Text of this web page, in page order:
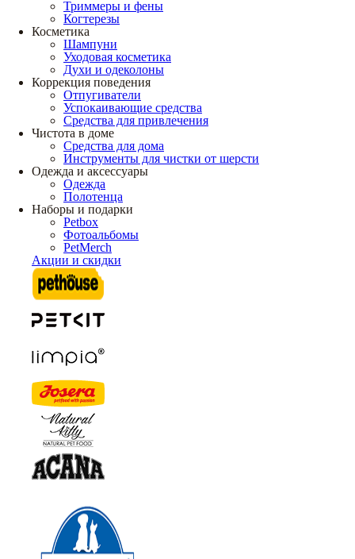
Триммеры и фены
Когтерезы
Косметика
Шампуни
Уходовая косметика
Духи и одеколоны
Коррекция поведения
Отпугиватели
Успокаивающие средства
Средства для привлечения
Чистота в доме
Средства для дома
Инструменты для чистки от шерсти
Одежда и аксессуары
Одежда
Полотенца
Наборы и подарки
Petbox
Фотоальбомы
PetMerch
Акции и скидки